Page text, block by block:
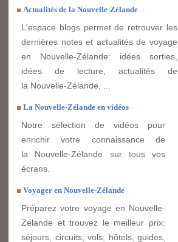
Actualités de la Nouvelle-Zélande
L'espace blogs permet de retrouver les
dernières notes et actualités de voyage
en Nouvelle-Zélande: idées sorties,
idées de lecture, actualités de
la Nouvelle-Zélande, ...
La Nouvelle-Zélande en vidéos
Notre sélection de vidéos pour
enrichir votre connaissance de
la Nouvelle-Zélande sur tous vos
écrans.
Voyager en Nouvelle-Zélande
Préparez votre voyage en Nouvelle-
Zélande et trouvez le meilleur prix:
séjours, circuits, vols, hôtels, guides,